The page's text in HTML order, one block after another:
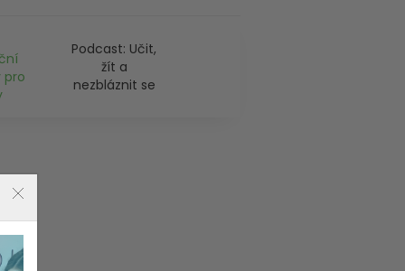
pro
Podcast: Učit,
žít a
nezbláznit se